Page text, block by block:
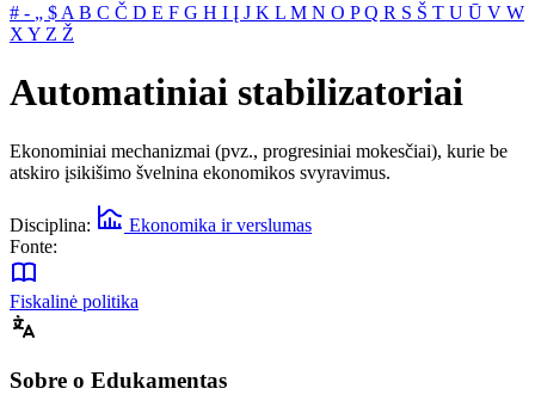
# ‐ „ $ A B C Č D E F G H I Į J K L M N O PQ R S Š T U Ū V W
X Y Z Ž
Automatiniai stabilizatoriai
Ekonominiai mechanizmai (pvz., progresiniai mokesčiai), kurie be
atskiro įsikišimo švelnina ekonomikos svyravimus.
Disciplina:
Ekonomika ir verslumas
Fonte:
Fiskalinė politika
Sobre o Edukamentas